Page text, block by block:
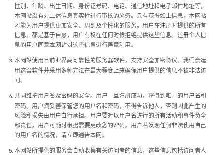
性别、年龄、出生日期、身份证号码、电话、通信地址和电子邮件地址等，
本网站没有对上述信息真实性进行审核的义务。只有获得如上信息，本网站
才能为用户提供更加安全、周到及个性化的服务。用户在注册时提供的所有
信息，都是基于自愿，用户有权在任何时候拒绝提供这些信息。注册个人信
息的用户同意本网站对这些信息进行善意利用。
3. 本网站使用目前业界高可靠性的服务器软件，支持安全加密协议。我们会运
用这套软件并采用多种方法在最大程度上来确保用户提供的信息不被非法访
问。
4. 共同维护用户名及密码的安全。用户一旦注册成功，将得到唯一的用户名和
密码。用户须妥善保管您的用户名和密码，不得告诉他人，否则因此产生的
风险和损失由用户自行承担。用户要对以用户名进行的所有活动和事件负全
部责任。用户可随时根据需要更改您的密码。用户若发现任何非法使用自己
的用户名的情况，请立即通告本网。
5. 本网站所提供的服务会自动收集有关访问者的信息，这些信息包括访问者人